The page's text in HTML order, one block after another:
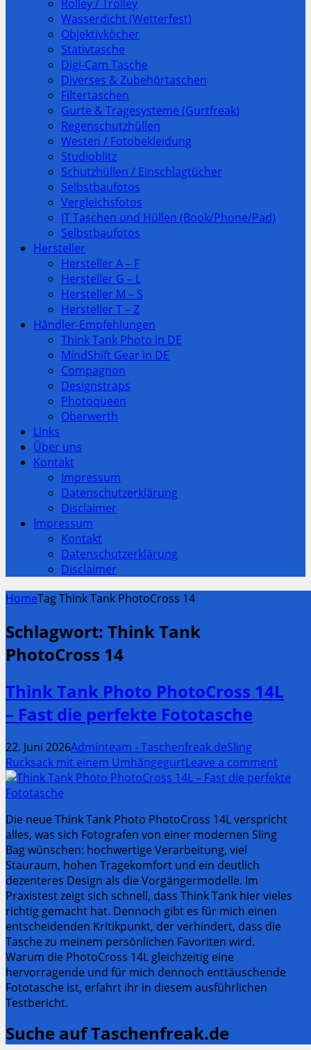
Rolley / Trolley
Wasserdicht (Wetterfest)
Objektivköcher
Stativtasche
Digi-Cam Tasche
Diverses & Zubehörtaschen
Filtertaschen
Gurte & Tragesysteme (Gurtfreak)
Regenschutzhüllen
Westen / Fotobekleidung
Studioblitz
Schutzhüllen / Einschlagtücher
Selbstbaufotos
Vergleichsfotos
IT Taschen und Hüllen (Book/Phone/Pad)
Selbstbaufotos
Hersteller
Hersteller A – F
Hersteller G – L
Hersteller M – S
Hersteller T – Z
Händler-Empfehlungen
Think Tank Photo in DE
MindShift Gear in DE
Compagnon
Designstraps
Photoqueen
Oberwerth
Links
Über uns
Kontakt
Impressum
Datenschutzerklärung
Disclaimer
Impressum
Kontakt
Datenschutzerklärung
Disclaimer
HomeTag Think Tank PhotoCross 14
Schlagwort: Think Tank
PhotoCross 14
Think Tank Photo PhotoCross 14L
– Fast die perfekte Fototasche
22. Juni 2026Adminteam - Taschenfreak.deSling
Rucksack mit einem UmhängegurtLeave a comment
Die neue Think Tank Photo PhotoCross 14L verspricht
alles, was sich Fotografen von einer modernen Sling
Bag wünschen: hochwertige Verarbeitung, viel
Stauraum, hohen Tragekomfort und ein deutlich
dezenteres Design als die Vorgängermodelle. Im
Praxistest zeigt sich schnell, dass Think Tank hier vieles
richtig gemacht hat. Dennoch gibt es für mich einen
entscheidenden Kritikpunkt, der verhindert, dass die
Tasche zu meinem persönlichen Favoriten wird.
Warum die PhotoCross 14L gleichzeitig eine
hervorragende und für mich dennoch enttäuschende
Fototasche ist, erfahrt ihr in diesem ausführlichen
Testbericht.
Suche auf Taschenfreak.de